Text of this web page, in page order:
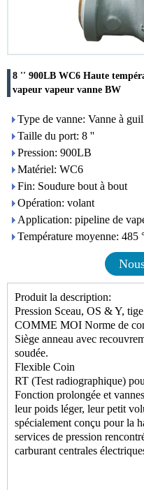
8 '' 900LB WC6 Haute
vapeur vapeur vanne BW
Type de vanne: Vanne à
Taille du port: 8 ''
Pression: 900LB
Matériel: WC6
Fin: Soudure bout à bout
Opération: volant
Application: pipeline de
Température moyenne: 485
Produit la description:
Pression Sceau, OS & Y,
COMME MOI Norme de
Siège anneau avec
soudée.
Flexible Coin
RT (Test radiographique)
Fonction prolongée et
leur poids léger, leur petit
spécialement conçu pour la
services de pression
carburant centrales